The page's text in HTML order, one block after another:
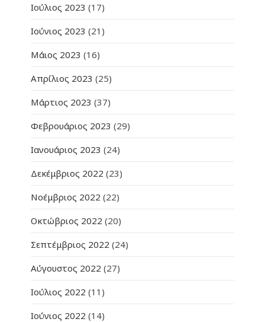
Ιούλιος 2023 (17)
Ιούνιος 2023 (21)
Μάιος 2023 (16)
Απρίλιος 2023 (25)
Μάρτιος 2023 (37)
Φεβρουάριος 2023 (29)
Ιανουάριος 2023 (24)
Δεκέμβριος 2022 (23)
Νοέμβριος 2022 (22)
Οκτώβριος 2022 (20)
Σεπτέμβριος 2022 (24)
Αύγουστος 2022 (27)
Ιούλιος 2022 (11)
Ιούνιος 2022 (14)